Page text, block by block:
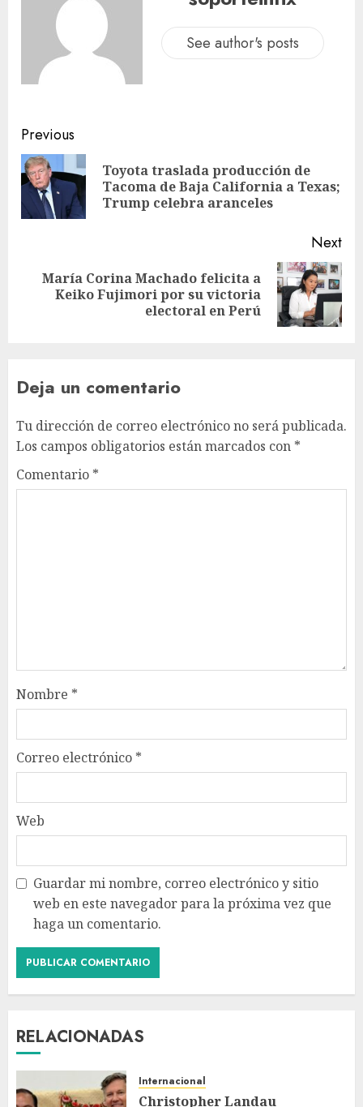
See author's posts
Previous
Toyota traslada producción de
Tacoma de Baja California a Texas;
Trump celebra aranceles
Next
María Corina Machado felicita a
Keiko Fujimori por su victoria
electoral en Perú
Deja un comentario
Tu dirección de correo electrónico no será publicada.
Los campos obligatorios están marcados con *
Comentario *
Nombre *
Correo electrónico *
Web
Guardar mi nombre, correo electrónico y sitio
web en este navegador para la próxima vez que
haga un comentario.
RELACIONADAS
Internacional
Christopher Landau